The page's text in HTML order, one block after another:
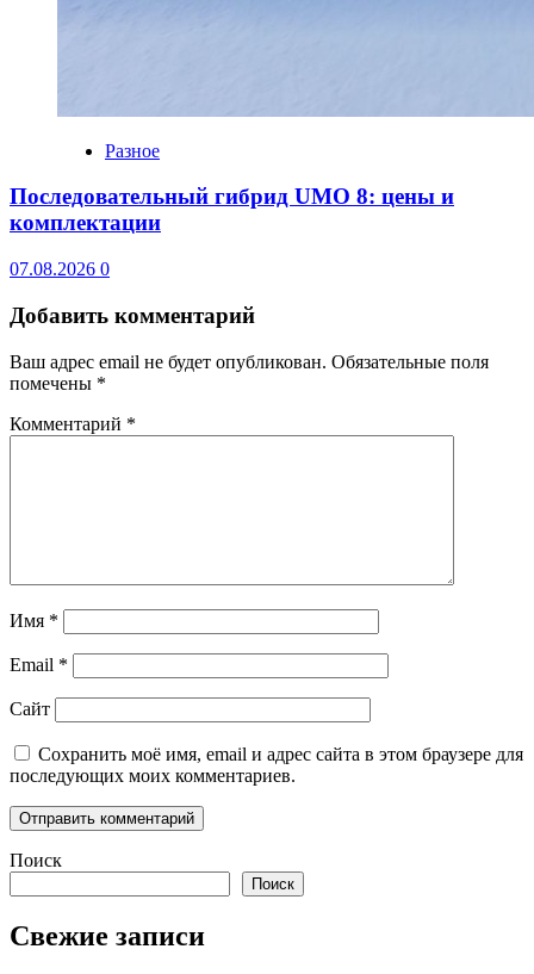
Разное
Последовательный гибрид UMO 8: цены и
комплектации
07.08.2026 0
Добавить комментарий
Ваш адрес email не будет опубликован. Обязательные поля
помечены *
Комментарий *
Имя *
Email *
Сайт
Сохранить моё имя, email и адрес сайта в этом браузере для
последующих моих комментариев.
Поиск
Поиск
Свежие записи